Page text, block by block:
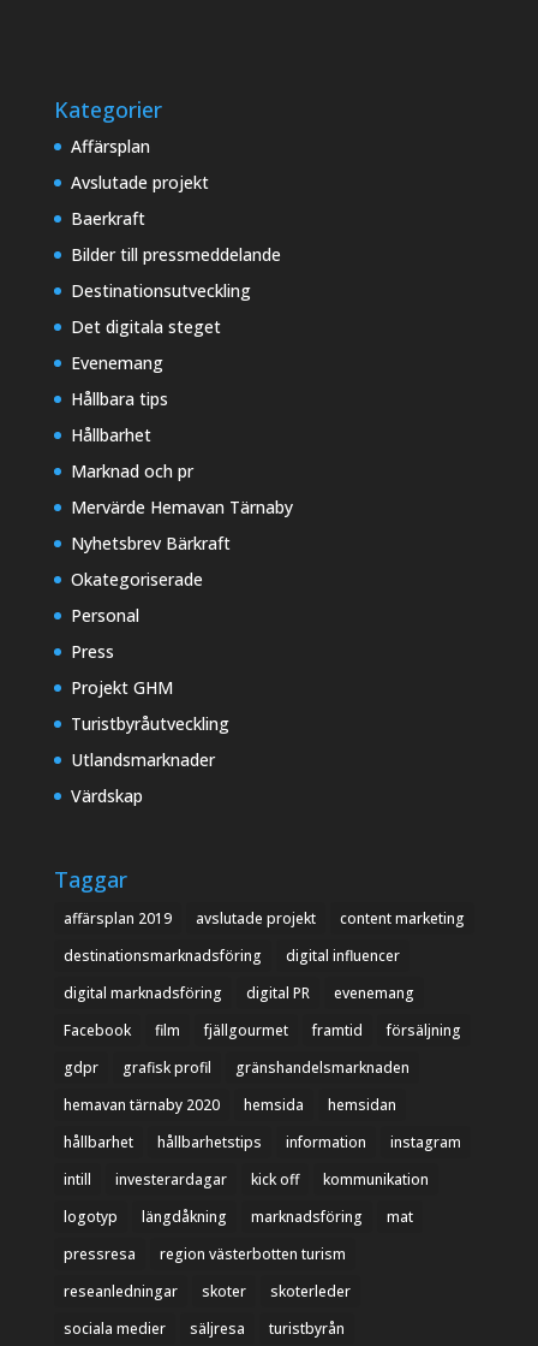
Kategorier
Affärsplan
Avslutade projekt
Baerkraft
Bilder till pressmeddelande
Destinationsutveckling
Det digitala steget
Evenemang
Hållbara tips
Hållbarhet
Marknad och pr
Mervärde Hemavan Tärnaby
Nyhetsbrev Bärkraft
Okategoriserade
Personal
Press
Projekt GHM
Turistbyråutveckling
Utlandsmarknader
Värdskap
Taggar
affärsplan 2019 avslutade projekt
content marketing
destinationsmarknadsföring
digital influencer
digital marknadsföring
digital PR
evenemang
Facebook
film fjällgourmet framtid
försäljning
gdpr
grafisk profil
gränshandelsmarknaden
hemavan tärnaby 2020
hemsida
hemsidan
hållbarhet
hållbarhetstips information
instagram
intill
investerardagar kick off
kommunikation
logotyp
längdåkning marknadsföring
mat
pressresa
region västerbotten turism
reseanledningar
skoter
skoterleder
sociala medier
säljresa turistbyrån